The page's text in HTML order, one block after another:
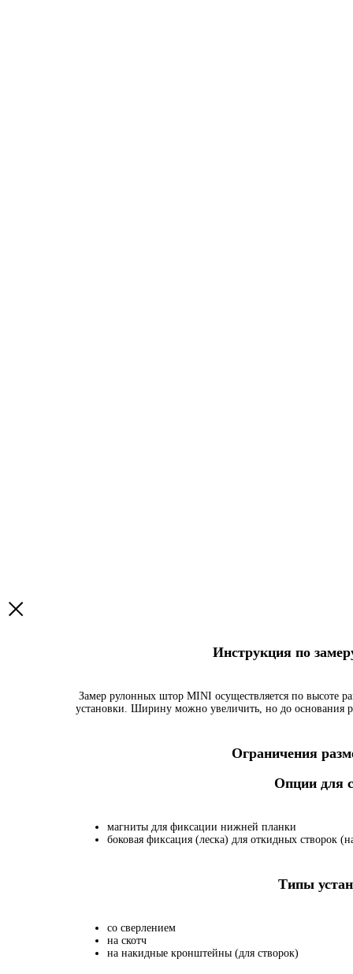
Инструкция по
Замер рулонных штор MINI осуществляется по высоте
установки. Ширину можно увеличить, но до основания
Ограничения
Опции для
магниты для фиксации нижней планки
боковая фиксация (леска) для откидных створок
Типы
со сверлением
на скотч
на накидные кронштейны (для створок)